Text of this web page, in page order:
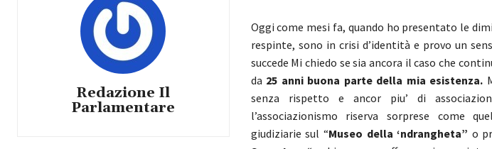
Redazione Il
Parlamentare
Oggi come mesi fa, quando ho presentato le
respinte, sono in crisi d’identità e provo un
succede Mi chiedo se sia ancora il caso che
da 25 anni buona parte della mia esistenza.
senza rispetto e ancor piu’ di
l’associazionismo riserva sorprese come
giudiziarie sul “Museo della ‘ndrangheta” o